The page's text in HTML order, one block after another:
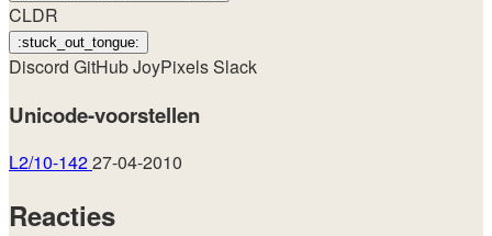
CLDR
:stuck_out_tongue:
Discord GitHubJoyPixelsSlack
Unicode-voorstellen
L2/10-14227-04-2010
Reacties